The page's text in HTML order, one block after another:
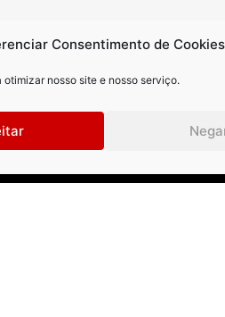
Consentimento de Cookies
otimizar nosso site e nosso serviço.